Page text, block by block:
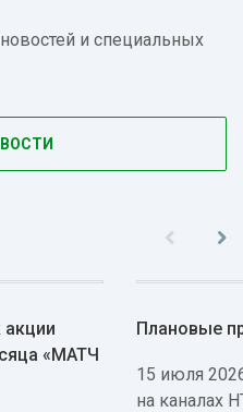
и специальных
«МАТЧ
Плановые
15 июля
на каналах